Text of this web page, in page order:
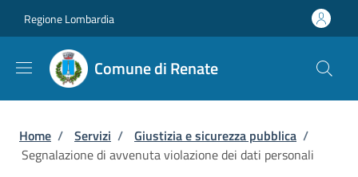
Regione Lombardia
Comune di Renate
Briciole di pane
Home / Servizi / Giustizia e sicurezza pubblica /
Segnalazione di avvenuta violazione dei dati personali